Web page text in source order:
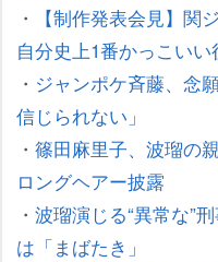
・
【制作発表会見】関
自分史上1番かっこい
・ ジャンポケ斉藤、念
信じられない」
・ 篠田麻里子、波瑠の
ロングヘアー披露
・ 波瑠演じる“異常な”
は「まばたき」